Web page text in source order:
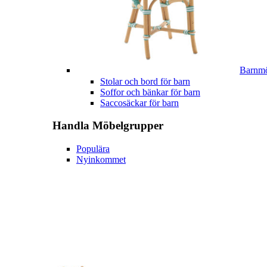
Stolar och bord för barn
Soffor och bänkar för barn
Saccosäckar för barn
Handla Möbelgrupper
Populära
Nyinkommet